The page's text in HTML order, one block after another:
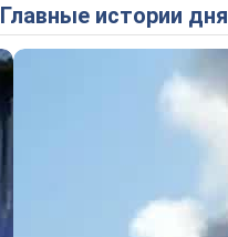
Главные истории дня